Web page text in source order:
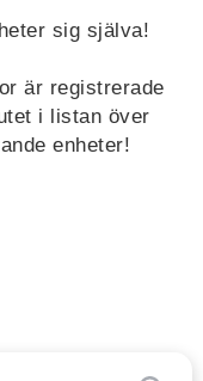
sig själva!
är registrerade
i listan över
enheter!